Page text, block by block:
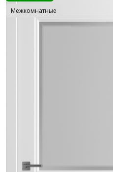
Межкомнатные